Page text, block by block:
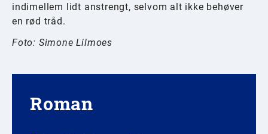
indimellem lidt anstrengt, selvom alt ikke behøver
en rød tråd.
Foto: Simone Lilmoes
Roman